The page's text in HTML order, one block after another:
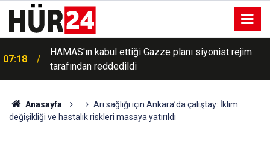
06:58
TBMM'de çocuklara yönelik ceza düzenlemesinin
ilk 2 maddesi kabul edildi
Anasayfa
Arı sağlığı için Ankara’da çalıştay: İklim
değişikliği ve hastalık riskleri masaya yatırıldı